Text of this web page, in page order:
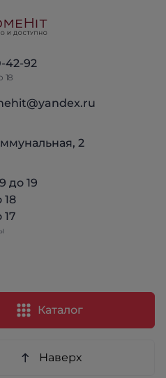
42-92
18
2
до 19
18
17
Каталог
Наверх